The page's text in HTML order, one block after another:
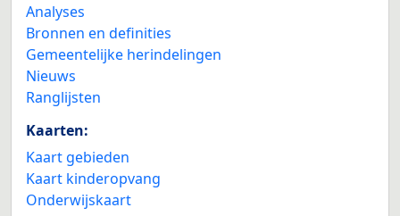
Analyses
Bronnen en definities
Gemeentelijke herindelingen
Nieuws
Ranglijsten
Kaarten:
Kaart gebieden
Kaart kinderopvang
Onderwijskaart